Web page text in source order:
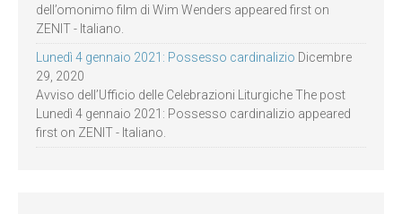
dell’omonimo film di Wim Wenders appeared first on
ZENIT - Italiano.
Lunedì 4 gennaio 2021: Possesso cardinalizio Dicembre
29, 2020
Avviso dell’Ufficio delle Celebrazioni Liturgiche The post
Lunedì 4 gennaio 2021: Possesso cardinalizio appeared
first on ZENIT - Italiano.